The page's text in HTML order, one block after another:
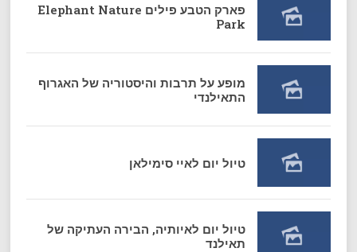
פארק הטבע פילים Elephant Nature
Park
מופע על תרבות והיסטוריה של האגרוף
התאילנדי
טיול יום לאיי סימילאן
טיול יום לאיותיה, הבירה העתיקה של
תאילנד